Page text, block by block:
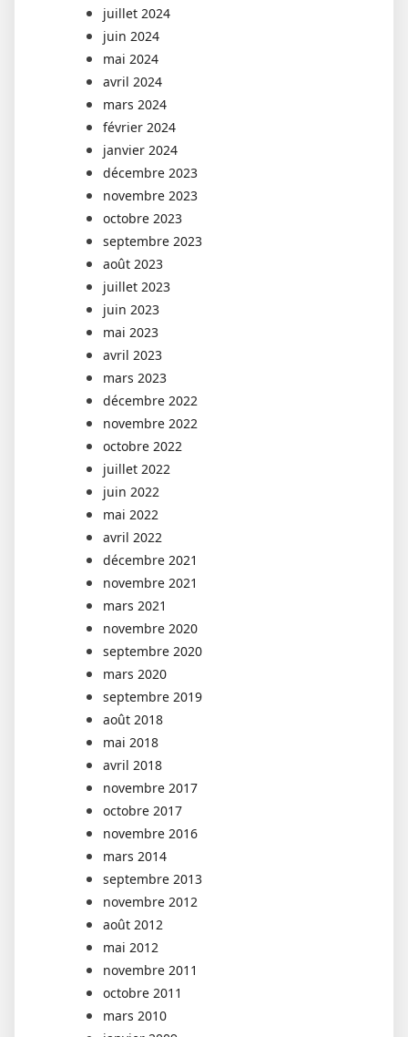
juillet 2024
juin 2024
mai 2024
avril 2024
mars 2024
février 2024
janvier 2024
décembre 2023
novembre 2023
octobre 2023
septembre 2023
août 2023
juillet 2023
juin 2023
mai 2023
avril 2023
mars 2023
décembre 2022
novembre 2022
octobre 2022
juillet 2022
juin 2022
mai 2022
avril 2022
décembre 2021
novembre 2021
mars 2021
novembre 2020
septembre 2020
mars 2020
septembre 2019
août 2018
mai 2018
avril 2018
novembre 2017
octobre 2017
novembre 2016
mars 2014
septembre 2013
novembre 2012
août 2012
mai 2012
novembre 2011
octobre 2011
mars 2010